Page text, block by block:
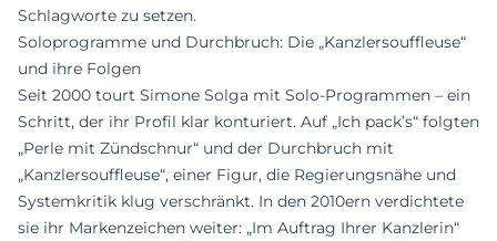
Schlagworte zu setzen.
Soloprogramme und Durchbruch: Die „Kanzlersouffleuse“
und ihre Folgen
Seit 2000 tourt Simone Solga mit Solo-Programmen – ein
Schritt, der ihr Profil klar konturiert. Auf „Ich pack’s“ folgten
„Perle mit Zündschnur“ und der Durchbruch mit
„Kanzlersouffleuse“, einer Figur, die Regierungsnähe und
Systemkritik klug verschränkt. In den 2010ern verdichtete
sie ihr Markenzeichen weiter: „Im Auftrag Ihrer Kanzlerin“